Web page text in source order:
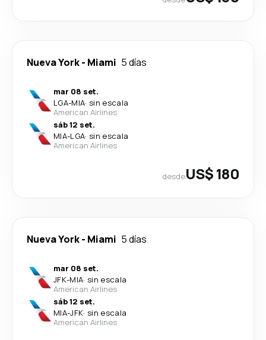
Nueva York- Miami 5 días
mar 08 set.
LGA-MIA· sin escala
American Airlines
sáb 12 set.
MIA-LGA· sin escala
American Airlines
desdeUS$ 180
Nueva York- Miami 5 días
mar 08 set.
JFK-MIA· sin escala
American Airlines
sáb 12 set.
MIA-JFK· sin escala
American Airlines